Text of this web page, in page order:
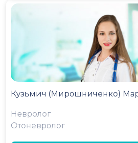
Кузьмич (Мирошниченко)
Невролог
Отоневролог